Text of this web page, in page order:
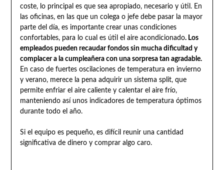
coste, lo principal es que sea apropiado, necesario y útil. En
las oficinas, en las que un colega o jefe debe pasar la mayor
parte del día, es importante crear unas condiciones
confortables, para lo cual es útil el aire acondicionado. Los
empleados pueden recaudar fondos sin mucha dificultad y
complacer a la cumpleañera con una sorpresa tan agradable.
En caso de fuertes oscilaciones de temperatura en invierno
y verano, merece la pena adquirir un sistema split, que
permite enfriar el aire caliente y calentar el aire frío,
manteniendo así unos indicadores de temperatura óptimos
durante todo el año.
Si el equipo es pequeño, es difícil reunir una cantidad
significativa de dinero y comprar algo caro.